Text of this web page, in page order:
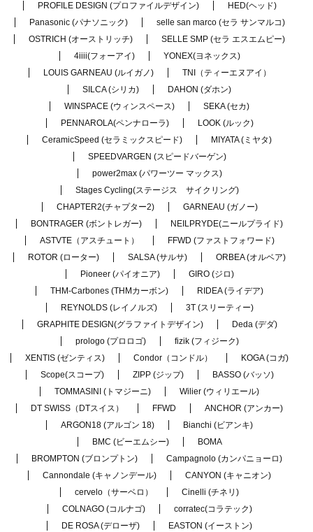
PROFILE DESIGN (プロファイルデザイン)
HED(ヘッド)
Panasonic (パナソニック)
selle san marco (セラ サンマルコ)
OSTRICH (オーストリッチ)
SELLE SMP (セラ エスエムピー)
4iiii(フォーアイ)
YONEX(ヨネックス)
LOUIS GARNEAU (ルイガノ)
TNI（ティーエヌアイ）
SILCA (シリカ)
DAHON (ダホン)
WINSPACE (ウィンスペース)
SEKA (セカ)
PENNAROLA(ペンナローラ)
LOOK (ルック)
CeramicSpeed (セラミックスピード)
MIYATA (ミヤタ)
SPEEDVARGEN (スピードバーゲン)
power2max (パワーツー マックス)
Stages Cycling(ステージス サイクリング)
CHAPTER2(チャプター2)
GARNEAU (ガノー)
BONTRAGER (ボントレガー)
NEILPRYDE(ニールプライド)
ASTVTE（アスチュート）
FFWD (ファストフォワード)
ROTOR (ローター)
SALSA (サルサ)
ORBEA (オルベア)
Pioneer (パイオニア)
GIRO (ジロ)
THM-Carbones (THMカーボン)
RIDEA (ライデア)
REYNOLDS (レイノルズ)
3T (スリーティー)
GRAPHITE DESIGN(グラファイトデザイン)
Deda (デダ)
prologo (プロロゴ)
fizik (フィジーク)
XENTIS (ゼンティス)
Condor（コンドル）
KOGA (コガ)
Scope(スコープ)
ZIPP (ジップ)
BASSO (バッソ)
TOMMASINI (トマジーニ)
Wilier (ウィリエール)
DT SWISS（DTスイス）
FFWD
ANCHOR (アンカー)
ARGON18 (アルゴン 18)
Bianchi (ビアンキ)
BMC (ビーエムシー)
BOMA
BROMPTON (ブロンプトン)
Campagnolo (カンパニョーロ)
Cannondale (キャノンデール)
CANYON (キャニオン)
cervelo（サーベロ）
Cinelli (チネリ)
COLNAGO (コルナゴ)
corratec(コラテック)
DE ROSA (デローザ)
EASTON (イーストン)